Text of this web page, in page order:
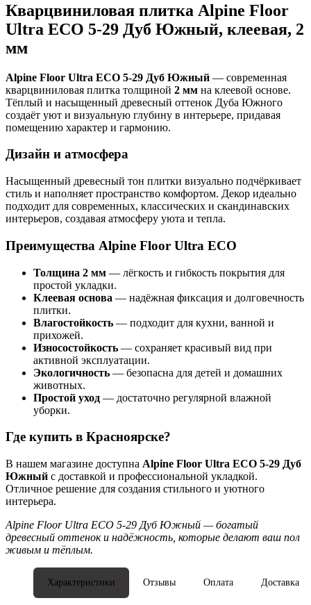
Кварцвиниловая плитка Alpine Floor
Ultra ECO 5-29 Дуб Южный, клеевая, 2
мм
Alpine Floor Ultra ECO 5-29 Дуб Южный — современная
кварцвиниловая плитка толщиной 2 мм на клеевой основе.
Тёплый и насыщенный древесный оттенок Дуба Южного
создаёт уют и визуальную глубину в интерьере, придавая
помещению характер и гармонию.
Дизайн и атмосфера
Насыщенный древесный тон плитки визуально подчёркивает
стиль и наполняет пространство комфортом. Декор идеально
подходит для современных, классических и скандинавских
интерьеров, создавая атмосферу уюта и тепла.
Преимущества Alpine Floor Ultra ECO
Толщина 2 мм — лёгкость и гибкость покрытия для
простой укладки.
Клеевая основа — надёжная фиксация и долговечность
плитки.
Влагостойкость — подходит для кухни, ванной и
прихожей.
Износостойкость — сохраняет красивый вид при
активной эксплуатации.
Экологичность — безопасна для детей и домашних
животных.
Простой уход — достаточно регулярной влажной
уборки.
Где купить в Красноярске?
В нашем магазине доступна Alpine Floor Ultra ECO 5-29 Дуб
Южный с доставкой и профессиональной укладкой.
Отличное решение для создания стильного и уютного
интерьера.
Alpine Floor Ultra ECO 5-29 Дуб Южный — богатый
древесный оттенок и надёжность, которые делают ваш пол
живым и тёплым.
Характеристики Отзывы Оплата Доставка